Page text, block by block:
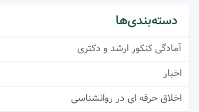
دسته‌بندی‌ها
آمادگی کنکور ارشد و دکتری
اخبار
اخلاق حرفه ای در روانشناسی